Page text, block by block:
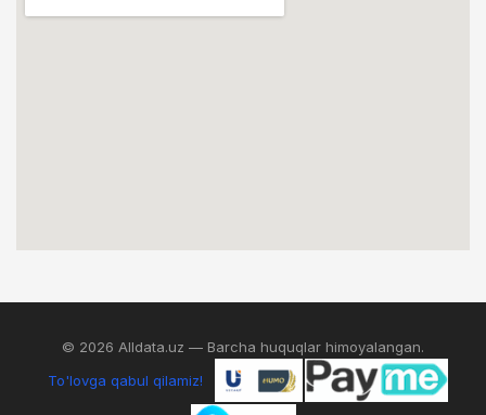
© 2026 Alldata.uz — Barcha huquqlar himoyalangan.
To'lovga qabul qilamiz!